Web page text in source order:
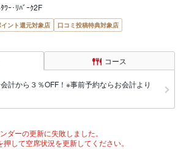
ﾜｰ･ﾘﾊﾞｰｸ2F
ント還元対象店
口コミ投稿特典対象店
コース
計から３％OFF！※事前予約ならお会計より
ダーの更新に失敗しました。
して空席状況を更新してください。